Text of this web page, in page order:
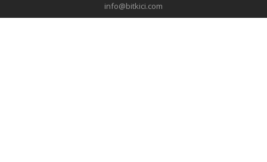
info@bitkici.com